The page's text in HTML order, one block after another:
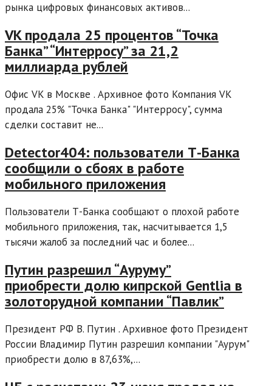
рынка цифровых финансовых активов...
VK продала 25 процентов “Точка
Банка” “Интерросу” за 21,2
миллиарда рублей
Офис VK в Москве . Архивное фото Компания VK
продала 25% "Точка Банка" "Интерросу", сумма
сделки составит не...
Detector404: пользователи Т-Банка
сообщили о сбоях в работе
мобильного приложения
Пользователи Т-Банка сообщают о плохой работе
мобильного приложения, так, насчитывается 1,5
тысячи жалоб за последний час и более...
Путин разрешил “Ауруму”
приобрести долю кипрской Gentlia в
золоторудной компании “Павлик”
Президент РФ В. Путин . Архивное фото Президент
России Владимир Путин разрешил компании "Аурум"
приобрести долю в 87,63%,...